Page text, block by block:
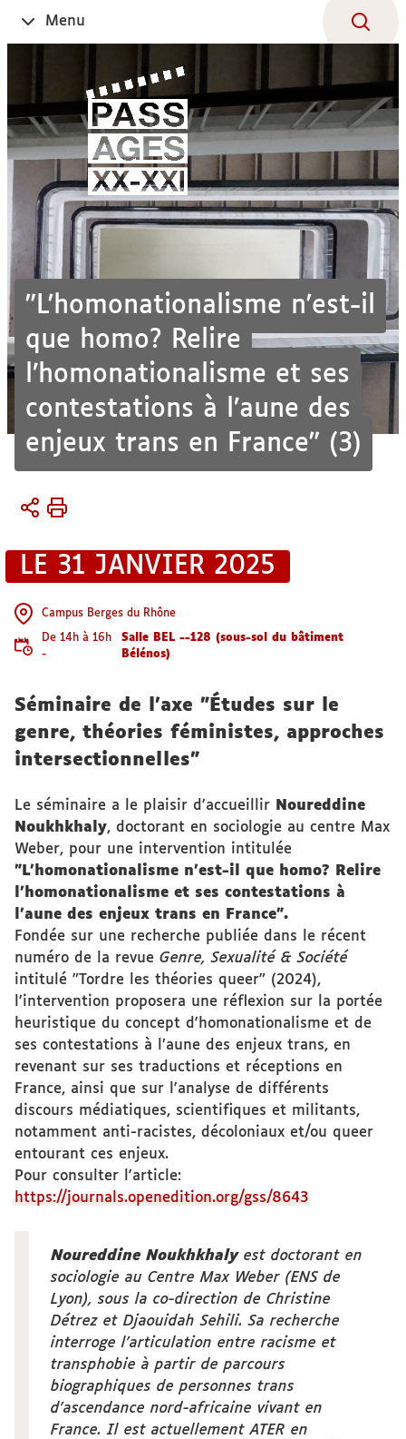
Ouvrir
le
Menu
"L'homonationalisme n'est-il
que homo? Relire
l’homonationalisme et ses
contestations à l’aune des
enjeux trans en France" (3)
Vous
Accueil
Conférences
séminaires
LE 31 JANVIER 2025
Campus Berges du Rhône
De 14h à 16h
-
Salle BEL --128 (sous-sol du bâtiment
Bélénos)
Séminaire de l'axe "Études sur le
genre, théories féministes, approches
intersectionnelles"
Le séminaire a le plaisir d'accueillir Noureddine
Noukhkhaly, doctorant en sociologie au centre Max
Weber, pour une intervention intitulée
"L'homonationalisme n'est-il que homo? Relire
l’homonationalisme et ses contestations à
l’aune des enjeux trans en France".
Fondée sur une recherche publiée dans le récent
numéro de la revue Genre, Sexualité & Société
intitulé "Tordre les théories queer" (2024),
l'intervention proposera une réflexion sur la portée
heuristique du concept d'homonationalisme et de
ses contestations à l’aune des enjeux trans, en
revenant sur ses traductions et réceptions en
France, ainsi que sur l'analyse de différents
discours médiatiques, scientifiques et militants,
notamment anti-racistes, décoloniaux et/ou queer
entourant ces enjeux.
Pour consulter l'article:
https://journals.openedition.org/gss/8643
Noureddine Noukhkhaly est doctorant en
sociologie au Centre Max Weber (ENS de
Lyon), sous la co-direction de Christine
Détrez et Djaouidah Sehili. Sa recherche
interroge l’articulation entre racisme et
transphobie à partir de parcours
biographiques de personnes trans
d’ascendance nord-africaine vivant en
France. Il est actuellement ATER en